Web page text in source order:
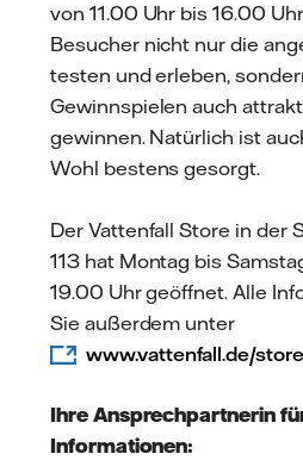
von 11.00 Uhr bis 16.00
Besucher nicht nur die
testen und erleben,
Gewinnspielen auch
gewinnen. Natürlich ist
Wohl bestens gesorgt.
Der Vattenfall Store in der
113 hat Montag bis
19.00 Uhr geöffnet. Alle
Sie außerdem unter
www.vattenfall.de/
Ihre Ansprechpartnerin
Informationen: